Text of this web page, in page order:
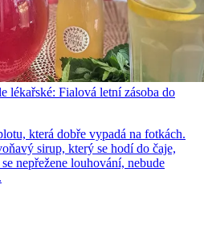
lékařské: Fialová letní zásoba do
která dobře vypadá na fotkách.
sirup, který se hodí do čaje,
nepřežene louhování, nebude